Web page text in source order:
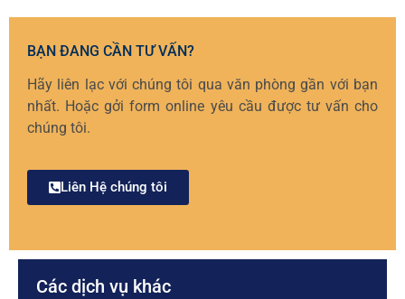
BẠN ĐANG CẦN TƯ VẤN?
Hãy liên lạc với chúng tôi qua văn phòng gần với bạn
nhất. Hoặc gởi form online yêu cầu được tư vấn cho
chúng tôi.
Liên Hệ chúng tôi
Các dịch vụ khác